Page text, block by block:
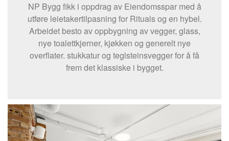
NP Bygg fikk i oppdrag av Eiendomsspar med å
utføre leietakertilpasning for Rituals og en hybel.
Arbeidet besto av oppbygning av vegger, glass,
nye toalettkjerner, kjøkken og generelt nye
overflater. stukkatur og teglsteinsvegger for å få
frem det klassiske i bygget.